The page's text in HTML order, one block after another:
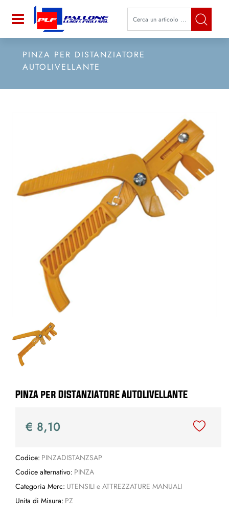
Open La modifica di un filtro
PINZA PER DISTANZIATORE
AUTOLIVELLANTE
PINZA per DISTANZIATORE AUTOLIVELLANTE
€ 8,10
Codice: PINZADISTANZSAP
Codice alternativo: PINZA
Categoria Merc: UTENSILI e ATTREZZATURE MANUALI
Unita di Misura: PZ